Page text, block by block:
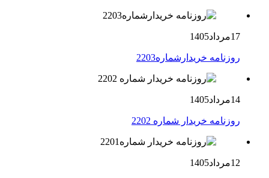
17مرداد1405
روزنامه خریدارشماره2203
14مرداد1405
روزنامه خریدار شماره 2202
12مرداد1405